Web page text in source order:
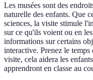
Les musées sont des
naturelle des enfants. Que
sciences, la visite stimule
sur ce qu'ils voient ou en
informations sur certains
interactive. Prenez le temps
visite, cela aidera les
apprendront en classe au